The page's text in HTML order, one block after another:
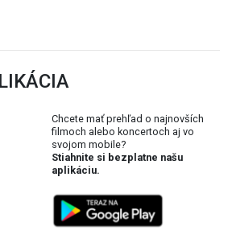
Chcete mať prehľad o najnovších
filmoch alebo koncertoch aj vo
svojom mobile?
Stiahnite si bezplatne našu
aplikáciu.